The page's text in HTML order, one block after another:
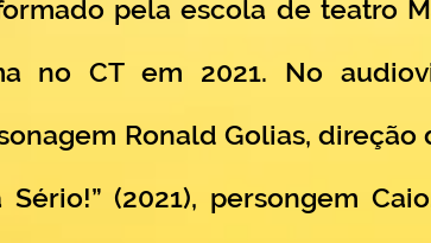
pela escola de teatro
no CT em 2021. No
Ronald Golias,
Sério!” (2021), persongem